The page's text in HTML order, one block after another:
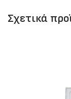
Σχετικά